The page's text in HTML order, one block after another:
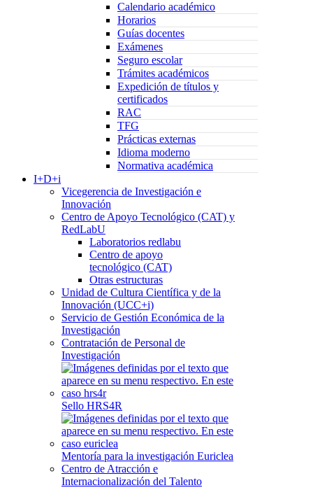
Calendario académico
Horarios
Guías docentes
Exámenes
Seguro escolar
Trámites académicos
Expedición de títulos y
certificados
RAC
TFG
Prácticas externas
Idioma moderno
Normativa académica
I+D+i
Vicegerencia de Investigación e
Innovación
Centro de Apoyo Tecnológico (CAT) y
RedLabU
Laboratorios redlabu
Centro de apoyo
tecnológico (CAT)
Otras estructuras
Unidad de Cultura Científica y de la
Innovación (UCC+i)
Servicio de Gestión Económica de la
Investigación
Contratación de Personal de
Investigación
Sello HRS4R
Mentoría para la investigación Euriclea
Centro de Atracción e
Internacionalización del Talento